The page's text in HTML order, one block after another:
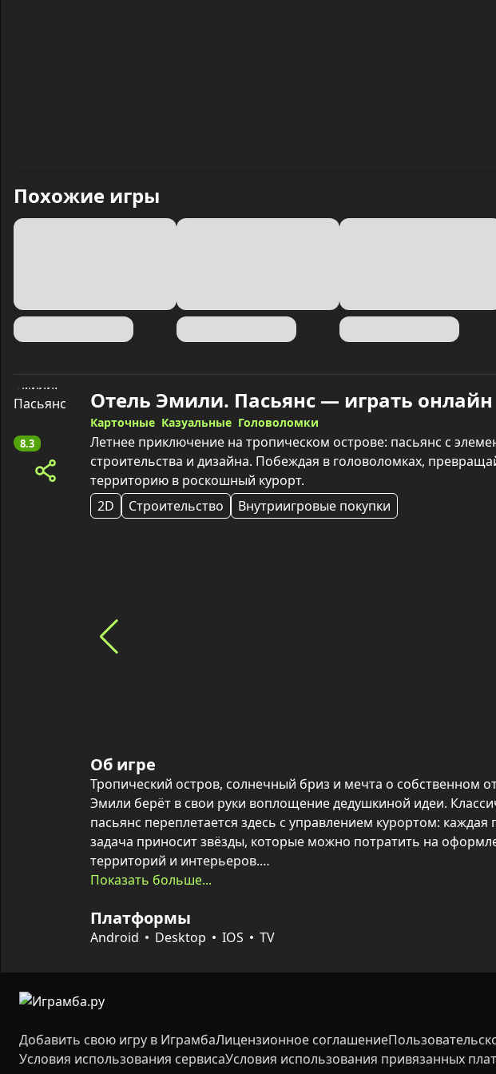
Похожие игры
8.3
Отель Эмили. Пасьянс — играть онлайн
Карточные Казуальные Головоломки
Летнее приключение на тропическом острове: пасьянс с
строительства и дизайна. Побеждая в головоломках,
территорию в роскошный курорт.
2D
Строительство Внутриигровые покупки
Об игре
Тропический остров, солнечный бриз и мечта о собственном
Эмили берёт в свои руки воплощение дедушкиной идеи.
пасьянс переплетается здесь с управлением курортом: каждая
задача приносит звёзды, которые можно потратить на
территорий и интерьеров.
игровой процесс динамичным и увлекательным. Открываются
— рестораны, аквапарк, спа и фитнес‑залы; можно расставлять
Показать больше...
Платформы
Android Desktop IOS TV
Добавить свою игру в ИграмбаЛицензионное соглашение
Условия использования сервисаУсловия использования привязанных